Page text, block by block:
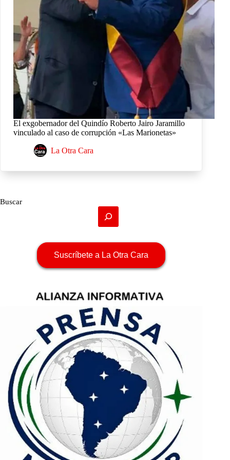
El exgobernador del Quindío Roberto Jairo Jaramillo
vinculado al caso de corrupción «Las Marionetas»
La Otra Cara
Buscar
Suscríbete a La Otra Cara